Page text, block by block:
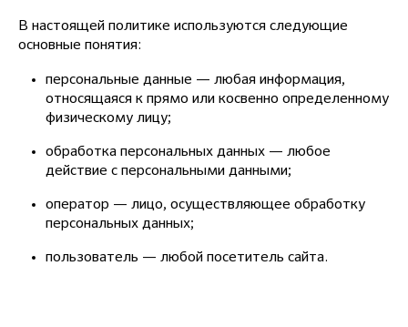
В настоящей политике используются следующие
основные понятия:
персональные данные — любая информация,
относящаяся к прямо или косвенно определенному
физическому лицу;
обработка персональных данных — любое
действие с персональными данными;
оператор — лицо, осуществляющее обработку
персональных данных;
пользователь — любой посетитель сайта.